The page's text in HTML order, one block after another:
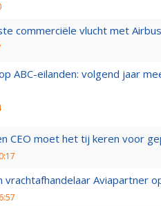
commerciële vlucht met
ABC-eilanden: volgend jaar
CEO moet het tij keren voor
vrachtafhandelaar Aviapartner